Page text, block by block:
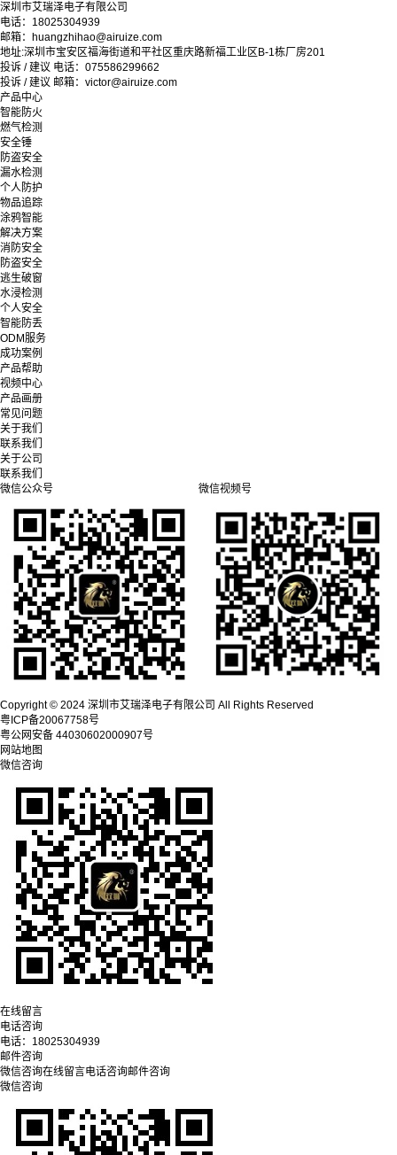
深圳市艾瑞泽电子有限公司
电话：18025304939
邮箱：huangzhihao@airuize.com
地址:深圳市宝安区福海街道和平社区重庆路新福工业区B-1栋厂房201
投诉 / 建议 电话：075586299662
投诉 / 建议 邮箱：victor@airuize.com
产品中心
智能防火
燃气检测
安全锤
防盗安全
漏水检测
个人防护
物品追踪
涂鸦智能
解决方案
消防安全
防盗安全
逃生破窗
水浸检测
个人安全
智能防丢
ODM服务
成功案例
产品帮助
视频中心
产品画册
常见问题
关于我们
联系我们
关于公司
联系我们
微信公众号
微信视频号
Copyright © 2024 深圳市艾瑞泽电子有限公司 All Rights Reserved
粤ICP备20067758号
粤公网安备 44030602000907号
网站地图
微信咨询
在线留言
电话咨询
电话： 18025304939
邮件咨询
微信咨询在线留言电话咨询邮件咨询
微信咨询